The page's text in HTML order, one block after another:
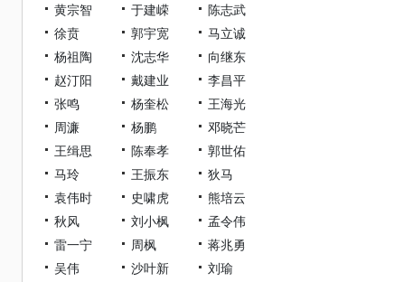
黄宗智
于建嵘
陈志武
徐贲
郭宇宽
马立诚
杨祖陶
沈志华
向继东
赵汀阳
戴建业
李昌平
张鸣
杨奎松
王海光
周濂
杨鹏
邓晓芒
王缉思
陈奉孝
郭世佑
马玲
王振东
狄马
袁伟时
史啸虎
熊培云
秋风
刘小枫
孟令伟
雷一宁
周枫
蒋兆勇
吴伟
沙叶新
刘瑜